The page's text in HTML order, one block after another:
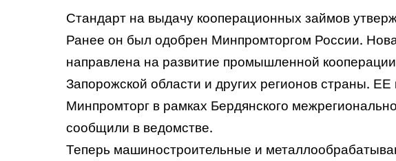
Стандарт на выдачу кооперационных займов
Ранее он был одобрен Минпромторгом России.
направлена на развитие промышленной
Запорожской области и других регионов страны.
Минпромторг в рамках Бердянского
сообщили в ведомстве.
Теперь машиностроительные и